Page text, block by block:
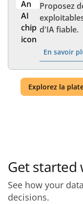
Proposez
d'IA fiable.
En savoir
Explorez la
Get started
See how your
decisions.